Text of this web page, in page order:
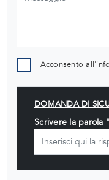
Acconsento
DOMANDA DI
Scrivere la parola